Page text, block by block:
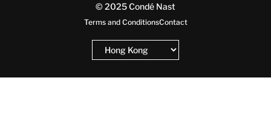
© 2025 Condé Nast
Terms and ConditionsContact